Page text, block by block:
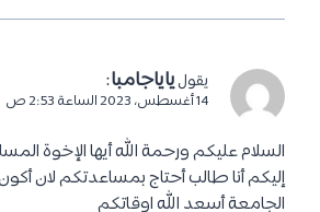
يقول ياياجامبا:
14 أغسطس، 2023 الساعة 2:53 ص
السلام عليكم ورحمة الله أيها الإخوة
إليكم أنا طالب أحتاج بمساعدتكم لان
الجامعة أسعد الله اوقاتكم